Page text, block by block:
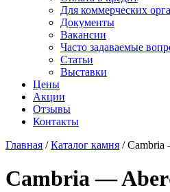
Для коммерческих
Документы
Вакансии
Часто задаваемые
Статьи
Выставки
Цены
Акции
Отзывы
Контакты
Главная /Каталог камня /Cambria
Cambria —